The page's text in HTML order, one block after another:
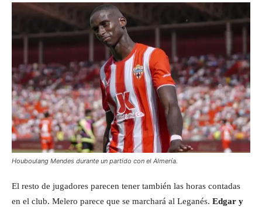
Houboulang Mendes durante un partido con el Almería.
El resto de jugadores parecen tener también las horas contadas
en el club. Melero parece que se marchará al Leganés. Edgar y